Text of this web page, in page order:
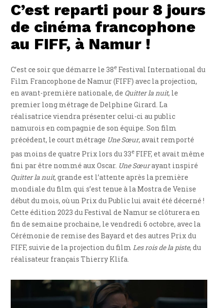
C’est reparti pour 8 jours
de cinéma francophone
au FIFF, à Namur !
C’est ce soir que démarre le 38e Festival International du
Film Francophone de Namur (FIFF) avec la projection,
en avant-première nationale, de Quitter la nuit, le
premier long métrage de Delphine Girard. La
réalisatrice viendra présenter celui-ci au public
namurois en compagnie de son équipe. Son film
précédent, le court métrage Une Sœur, avait remporté
pas moins de quatre Prix lors du 33e FIFF, et avait même
fini par être nommé aux Oscar. Une Sœurayant inspiré
Quitter la nuit, grande est l’attente après la première
mondiale du film qui s’est tenue à la Mostra de Venise
début du mois, où un Prix du Public lui avait été décerné !
Cette édition 2023 du Festival de Namur se clôturera en
fin de semaine prochaine, le vendredi 6 octobre, avec la
Cérémonie de remise des Bayard et des autres Prix du
FIFF, suivie de la projection du film Les rois de la piste, du
réalisateur français Thierry Klifa.